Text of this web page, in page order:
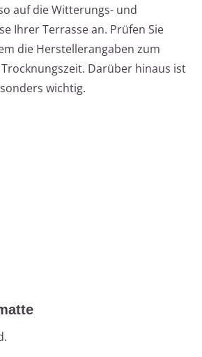
auf die Witterungs- und
Ihrer Terrasse an. Prüfen Sie
die Herstellerangaben zum
Darüber hinaus ist
wichtig.